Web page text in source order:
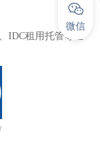
IDC租用托管等企
微信